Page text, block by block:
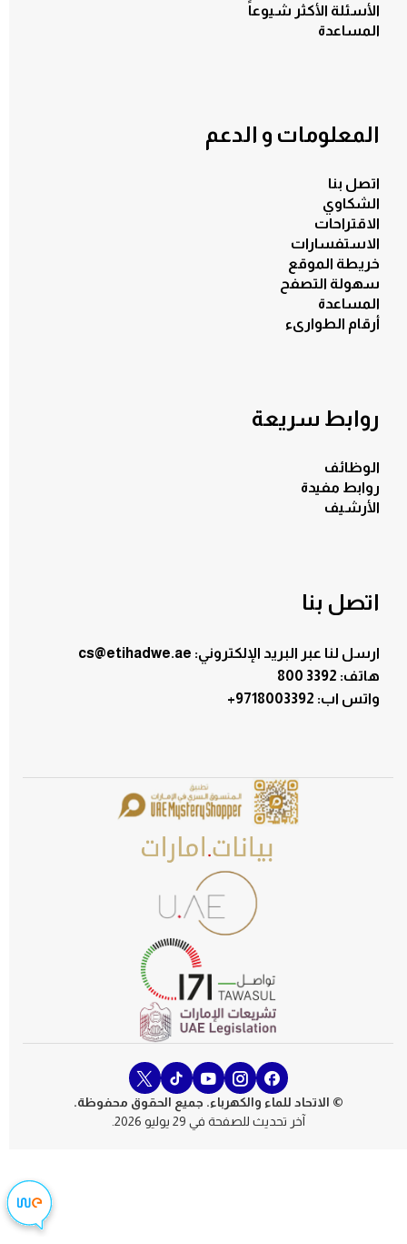
الأسئلة الأكثر شيوعاً
المساعدة
المعلومات و الدعم
اتصل بنا
الشكاوي
الاقتراحات
الاستفسارات
خريطة الموقع
سهولة التصفح
المساعدة
أرقام الطوارىء
روابط سريعة
الوظائف
روابط مفيدة
الأرشيف
اتصل بنا
ارسل لنا عبر البريد الإلكتروني: cs@etihadwe.ae
هاتف: 3392 800
+9718003392 :واتس اب
© الاتحاد للماء والكهرباء. جميع الحقوق محفوظة.
آخر تحديث للصفحة في 29 يوليو 2026.